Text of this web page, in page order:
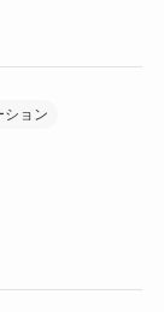
ション